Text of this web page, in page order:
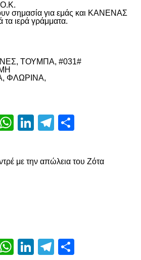
σημασία για εμάς και ΚΑΝΕΝΑΣ
τα ιερά γράμματα.
ΤΟΥΜΠΑ, #031#
ΦΛΩΡΙΝΑ,
WhatsApp
LinkedIn
Telegram
με την απώλεια του Ζότα
WhatsApp
LinkedIn
Telegram